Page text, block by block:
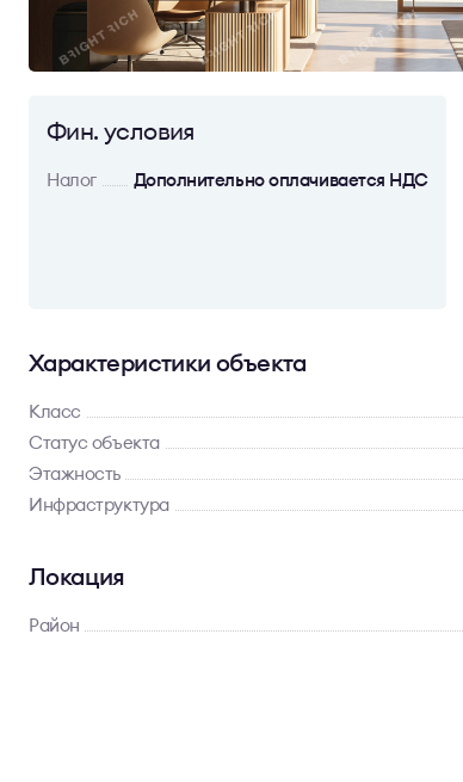
Фин. условия
Налог Дополнительно оплачивается НДС
Характеристики объекта
Класс
Статус объекта
Этажность
Инфраструктура
Локация
Район